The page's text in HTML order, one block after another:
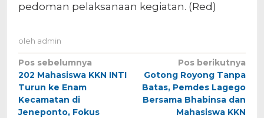
pedoman pelaksanaan kegiatan. (Red)
oleh admin
Navigasi
pos
Pos sebelumnya
202 Mahasiswa KKN INTI
Turun ke Enam
Kecamatan di
Jeneponto, Fokus
Pos berikutnya
Gotong Royong Tanpa
Batas, Pemdes Lagego
Bersama Bhabinsa dan
Mahasiswa KKN